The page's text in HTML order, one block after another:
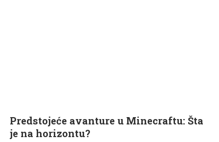
Predstojeće avanture u Minecraftu: Šta
je na horizontu?